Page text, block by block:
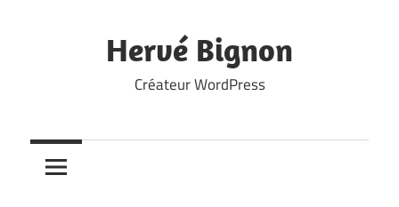
Hervé Bignon
Créateur WordPress